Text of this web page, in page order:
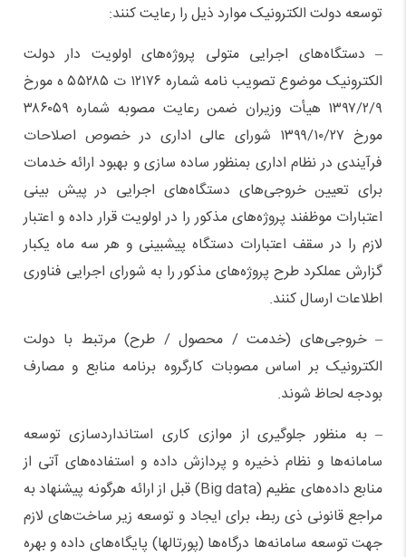
توسعه دولت الکترونیک موارد ذیل را رعایت کنند:
– دستگاه‌های اجرایی متولی پروژه‌های اولویت دار دولت
الکترونیک موضوع تصویب نامه شماره ۱۲۱۷۶ ت ۵۵۲۸۵ ه مورخ
۱۳۹۷/۲/۹ هیأت وزیران ضمن رعایت مصوبه شماره ۳۸۶۰۵۹
مورخ ۱۳۹۹/۱۰/۲۷ شورای عالی اداری در خصوص اصلاحات
فرآیندی در نظام اداری بمنظور ساده سازی و بهبود ارائه خدمات
برای تعیین خروجی‌های دستگاه‌های اجرایی در پیش بینی
اعتبارات موظفند پروژه‌های مذکور را در اولویت قرار داده و اعتبار
لازم را در سقف اعتبارات دستگاه پیشبینی و هر سه ماه یکبار
گزارش عملکرد طرح پروژه‌های مذکور را به شورای اجرایی فناوری
اطلاعات ارسال کنند.
– خروجی‌های (خدمت / محصول / طرح) مرتبط با دولت
الکترونیک بر اساس مصوبات کارگروه برنامه منابع و مصارف
بودجه لحاظ شوند.
– به منظور جلوگیری از موازی کاری استانداردسازی توسعه
سامانه‌ها و نظام ذخیره و پردازش داده و استفاده‌های آتی از
منابع داده‌های عظیم (Big data) قبل از ارائه هرگونه پیشنهاد به
مراجع قانونی ذی ربط، برای ایجاد و توسعه زیر ساخت‌های لازم
جهت توسعه سامانه‌ها درگاه‌ها (پورتالها) پایگاه‌های داده و بهره